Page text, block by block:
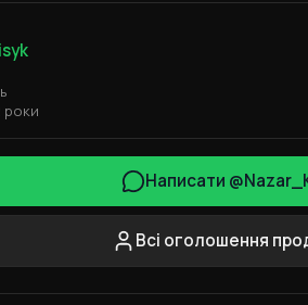
роки
Написати
Всі оголошення